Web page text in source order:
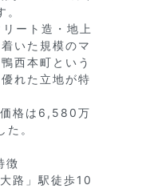
ート造・地上
いた規模のマ
西本町という
れた立地が特
格は6,580万
た。
徴
路」駅徒歩10